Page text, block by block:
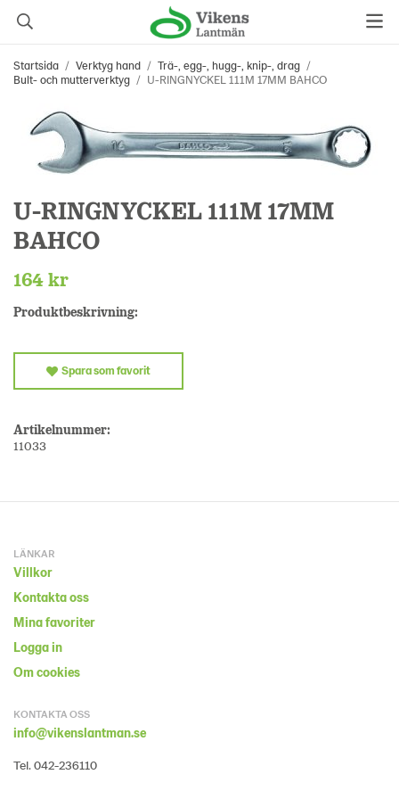
Startsida / Verktyg hand / Trä-, egg-, hugg-, knip-, drag /
Bult- och mutterverktyg / U-RINGNYCKEL 111M 17MM BAHCO
U-RINGNYCKEL 111M 17MM
BAHCO
164 kr
Produktbeskrivning:
Spara som favorit
Artikelnummer:
11033
LÄNKAR
Villkor
Kontakta oss
Mina favoriter
Logga in
Om cookies
KONTAKTA OSS
info@vikenslantman.se
Tel. 042-236110